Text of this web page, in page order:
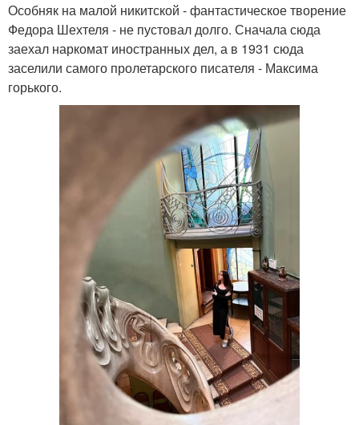
Особняк на малой никитской - фантастическое творение
Федора Шехтеля - не пустовал долго. Сначала сюда
заехал наркомат иностранных дел, а в 1931 сюда
заселили самого пролетарского писателя - Максима
горького.